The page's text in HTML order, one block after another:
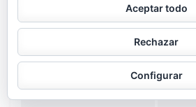
Aceptar todo
Rechazar
Configurar